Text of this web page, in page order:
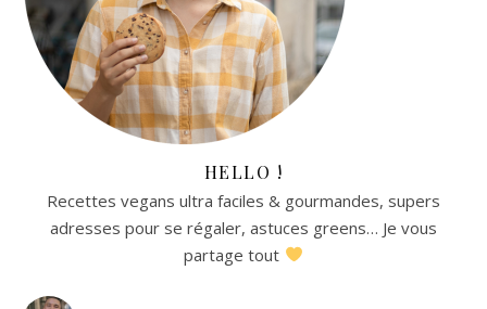
HELLO !
Recettes vegans ultra faciles & gourmandes, supers
adresses pour se régaler, astuces greens… Je vous
partage tout